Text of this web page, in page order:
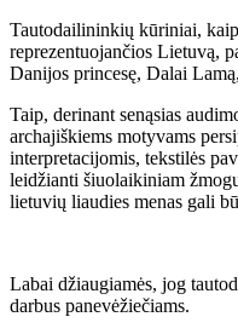
Tautodailininkių kūriniai,
reprezentuojančios Lietuvą,
Danijos princesę, Dalai
Taip, derinant senąsias
archajiškiems motyvams
interpretacijomis, tekstilės
leidžianti šiuolaikiniam
lietuvių liaudies menas gali
Labai džiaugiamės, jog
darbus panevėžiečiams.